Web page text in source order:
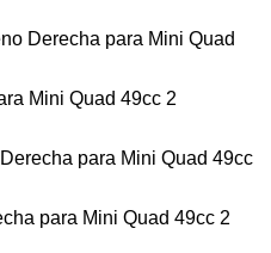
Derecha para Mini Quad